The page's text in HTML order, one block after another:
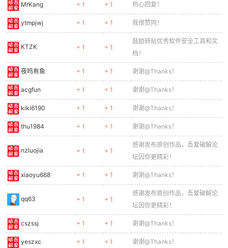
MrKang + 1 + 1 热心回复！
ytmpjwj + 1 + 1 我很赞同！
KTZK + 1 + 1
鼓励转贴优秀软件安全工具和文
档！
夜鸣有鱼 + 1 + 1 谢谢@Thanks！
acgfun + 1 + 1 谢谢@Thanks！
kiki6190 + 1 + 1 谢谢@Thanks！
thu1984 + 1 + 1 谢谢@Thanks！
nzluojia + 1 + 1
感谢发布原创作品，吾爱破解论
坛因你更精彩！
xiaoyu668 + 1 + 1 谢谢@Thanks！
qq63 + 1 + 1
感谢发布原创作品，吾爱破解论
坛因你更精彩！
cszssj + 1 + 1 谢谢@Thanks！
yeszxc + 1 + 1 谢谢@Thanks！